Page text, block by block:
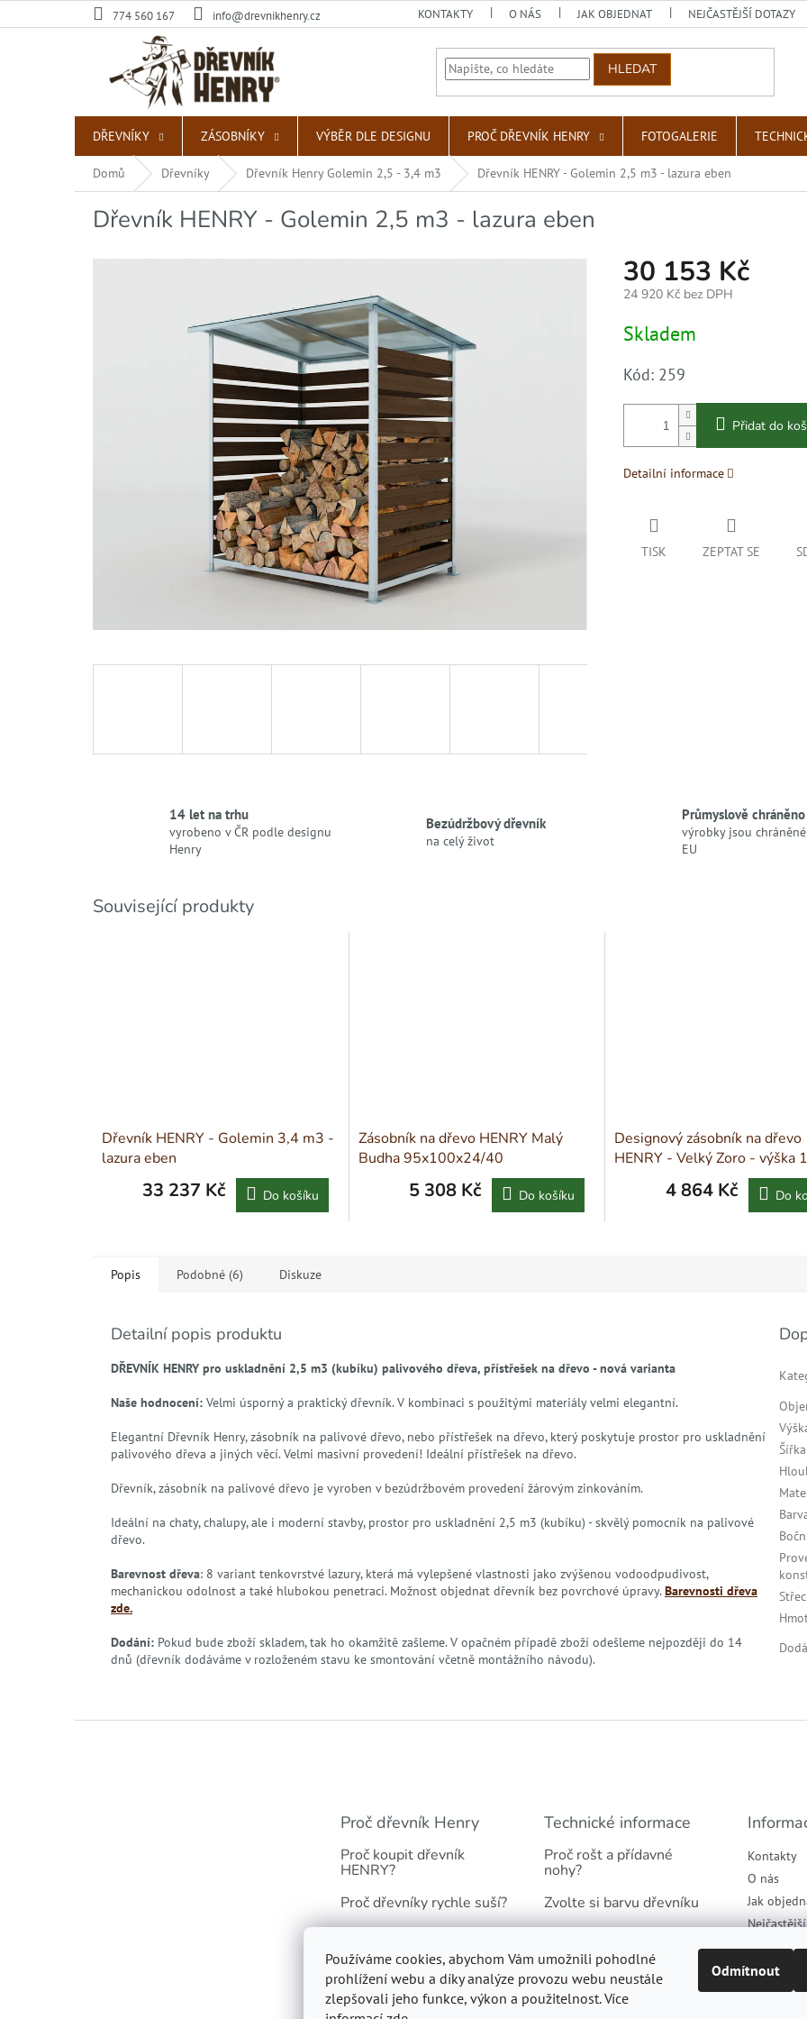
Používáme cookies, abychom Vám umožnili pohodlné
prohlížení webu a díky analýze provozu webu neustále
zlepšovali jeho funkce, výkon a použitelnost. Více
Odmítnout
na
774 560 167 info@drevnikhenry.cz KONTAKTY O NÁS JAK OBJEDNAT NEJČASTĚJŠÍ DOTAZY
HLEDAT
DŘEVNÍKY ZÁSOBNÍKY VÝBĚR DLE DESIGNU PROČ DŘEVNÍK HENRY FOTOGALERIE
Domů Dřevníky Dřevník Henry Golemin 2,5 - 3,4 m3 Dřevník HENRY - Golemin 2,5 m3 - lazura eben
Dřevník HENRY - Golemin 2,5 m3 - lazura eben
30 153 Kč
24 920 Kč bez DPH
cena:
Skladem
Kód: 259
Přidat do
Detailní informace
TISK ZEPTAT SE
14 let na trhu
vyrobeno v ČR podle designu
Henry
Bezúdržbový dřevník
na celý život
Průmyslově chráněno
výrobky jsou
EU
Související produkty
Dřevník HENRY - Golemin 3,4 m3 -
lazura eben
33 237 Kč Do košíku
Zásobník na dřevo HENRY Malý
Budha 95x100x24/40
5 308 Kč Do košíku
Designový zásobník na dřevo
HENRY - Velký Zoro - výška
4 864 Kč Do
Popis Podobné (6) Diskuze
Detailní popis produktu
DŘEVNÍK HENRY pro uskladnění 2,5 m3 (kubíku) palivového dřeva, přístřešek na dřevo - nová varianta
Naše hodnocení: Velmi úsporný a praktický dřevník. V kombinaci s použitými materiály velmi elegantní.
Elegantní Dřevník Henry, zásobník na palivové dřevo, nebo přístřešek na dřevo, který poskytuje prostor pro uskladnění
palivového dřeva a jiných věcí. Velmi masivní provedení! Ideální přístřešek na dřevo.
Dřevník, zásobník na palivové dřevo je vyroben v bezúdržbovém provedení žárovým zinkováním.
Ideální na chaty, chalupy, ale i moderní stavby, prostor pro uskladnění 2,5 m3 (kubíku) - skvělý pomocník na palivové
dřevo.
Barevnost dřeva: 8 variant tenkovrstvé lazury, která má vylepšené vlastnosti jako zvýšenou vodoodpudivost,
mechanickou odolnost a také hlubokou penetraci. Možnost objednat dřevník bez povrchové úpravy.Barevnosti dřeva
zde.
Dodání: Pokud bude zboží skladem, tak ho okamžitě zašleme. V opačném případě zboží odešleme nejpozději do 14
dnů (dřevník dodáváme v rozloženém stavu ke smontování včetně montážního návodu).
Šířka
Proč dřevník Henry
Proč koupit dřevník
HENRY?
Proč dřevníky rychle suší?
Dřevník s tradicí
Technické informace
Proč rošt a přídavné
nohy?
Zvolte si barvu dřevníku
Proč suché dřevo
Informace k montáži
Kontakty
O nás
Jak
Obchodní
Podmínky